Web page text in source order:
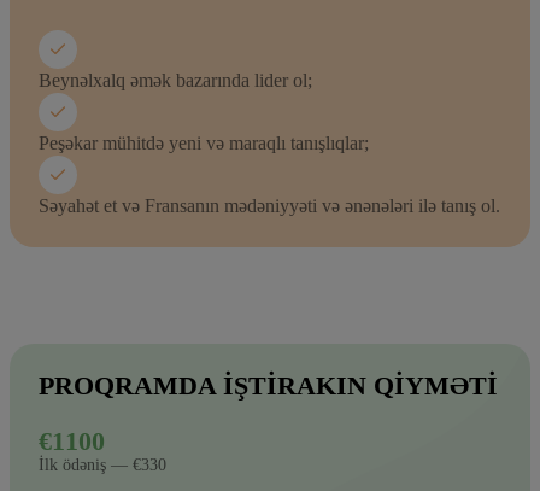
Beynəlxalq əmək bazarında lider ol;
Peşəkar mühitdə yeni və maraqlı tanışlıqlar;
Səyahət et və Fransanın mədəniyyəti və ənənələri ilə tanış ol.
PROQRAMDA IŞTIRAKIN QIYMƏTI
€1100
İlk ödəniş — €330